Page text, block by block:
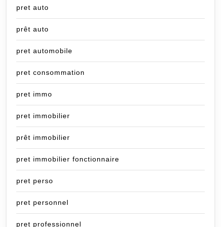
pret auto
prêt auto
pret automobile
pret consommation
pret immo
pret immobilier
prêt immobilier
pret immobilier fonctionnaire
pret perso
pret personnel
pret professionnel